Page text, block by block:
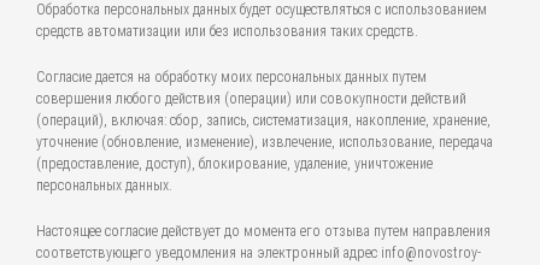
Обработка персональных данных будет осуществляться с использованием
средств автоматизации или без использования таких средств.
Согласие дается на обработку моих персональных данных путем
совершения любого действия (операции) или совокупности действий
(операций), включая: сбор, запись, систематизация, накопление, хранение,
уточнение (обновление, изменение), извлечение, использование, передача
(предоставление, доступ), блокирование, удаление, уничтожение
персональных данных.
Настоящее согласие действует до момента его отзыва путем направления
соответствующего уведомления на электронный адрес info@novostroy-